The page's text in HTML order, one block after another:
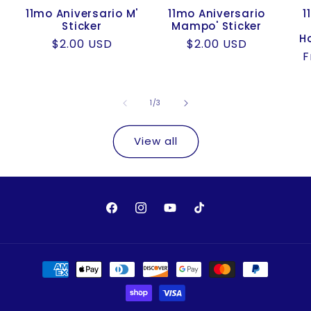
11mo Aniversario M'
Sticker
Regular
$2.00 USD
11mo Aniversario
Mampo' Sticker
Regular
$2.00 USD
1/of
3
View all
FacebookInstagramYouTubeTikTok
Payment
methods